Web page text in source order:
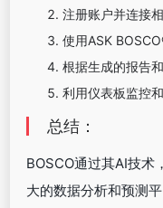
注册账户并连接相
使用ASK
根据生成的报告
利用仪表板监控
总结：
BOSCO通过其AI技术
大的数据分析和预测